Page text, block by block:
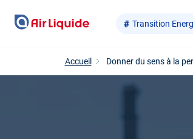
Aller
Transition
Accueil Donner du sens à la